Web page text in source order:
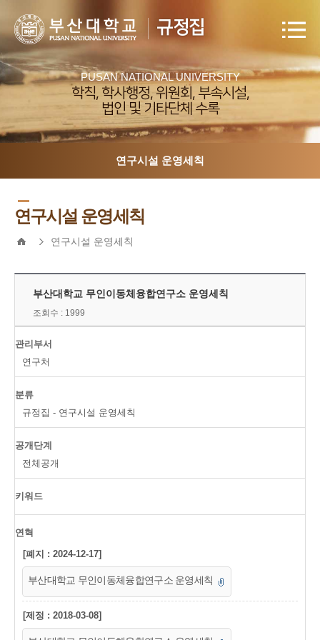
규정집
PUSAN NATIONAL UNIVERSITY
학칙, 학사행정, 위원회, 부속시설,
법인 및 기타단체 수록
연구시설 운영세칙
연구시설 운영세칙
연구시설 운영세칙
부산대학교 무인이동체융합연구소 운영세칙
조회수 : 1999
관리부서
연구처
분류
규정집 - 연구시설 운영세칙
공개단계
전체공개
키워드
연혁
[폐지 : 2024-12-17]
부산대학교 무인이동체융합연구소 운영세칙
[제정 : 2018-03-08]